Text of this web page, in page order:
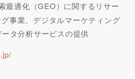
最適化（GEO）に関するリサー
事業、デジタルマーケティング
タ分析サービスの提供